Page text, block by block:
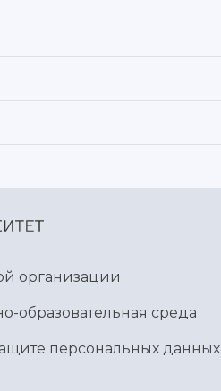
организации
образовательная среда
персональных данных